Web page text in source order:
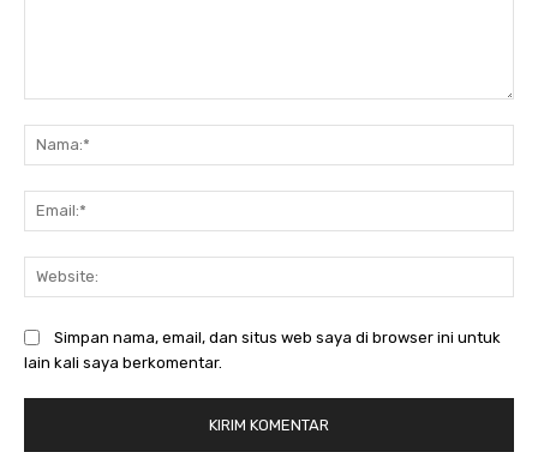
Simpan nama, email, dan situs web saya di browser ini untuk
lain kali saya berkomentar.